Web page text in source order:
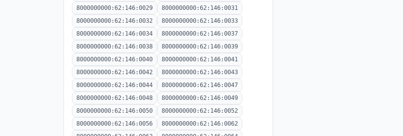
8000000000:62:146:0029
8000000000:62:146:0031
8000000000:62:146:0032
8000000000:62:146:0033
8000000000:62:146:0034
8000000000:62:146:0037
8000000000:62:146:0038
8000000000:62:146:0039
8000000000:62:146:0040
8000000000:62:146:0041
8000000000:62:146:0042
8000000000:62:146:0043
8000000000:62:146:0044
8000000000:62:146:0047
8000000000:62:146:0048
8000000000:62:146:0049
8000000000:62:146:0050
8000000000:62:146:0052
8000000000:62:146:0056
8000000000:62:146:0062